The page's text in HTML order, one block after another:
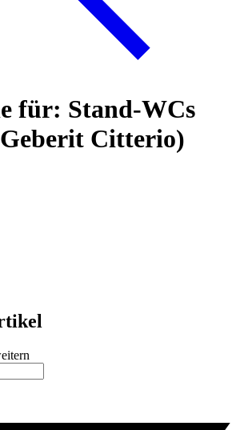
für: Stand-WCs
Citterio)